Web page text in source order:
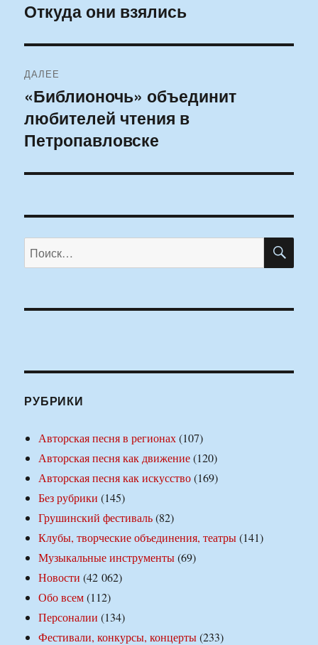
по
Предыдущая
Откуда они взялись
ДАЛЕЕ
Следующая
запись:
«Библионочь» объединит
любителей чтения в
Петропавловске
Искать:
РУБРИКИ
Авторская песня в регионах(107)
Авторская песня как движение(120)
Авторская песня как искусство(169)
Без рубрики (145)
Грушинский фестиваль(82)
Клубы, творческие объединения, театры(141)
Музыкальные инструменты(69)
Новости (42 062)
Обо всем(112)
Персоналии (134)
Фестивали, конкурсы, концерты(233)